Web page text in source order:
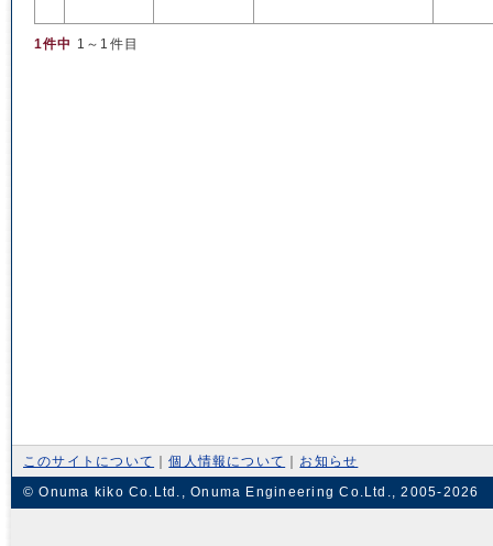
1件中 1～1件目
このサイトについて ｜個人情報について
お知らせ
© Onuma kiko Co.Ltd., Onuma Engineering Co.Ltd., 2005-2026